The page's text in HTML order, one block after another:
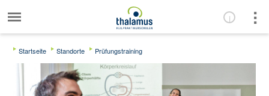
Startseite Standorte Prüfungstraining